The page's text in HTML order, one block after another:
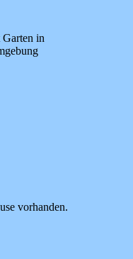
in
vorhanden.